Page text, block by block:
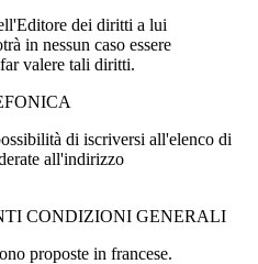
dei diritti a lui
in nessun caso essere
valere tali diritti.
di iscriversi all'elenco di
all'indirizzo
CONDIZIONI GENERALI
proposte in francese.